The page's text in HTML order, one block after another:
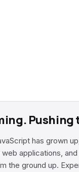
has grown
applications,
the ground up.